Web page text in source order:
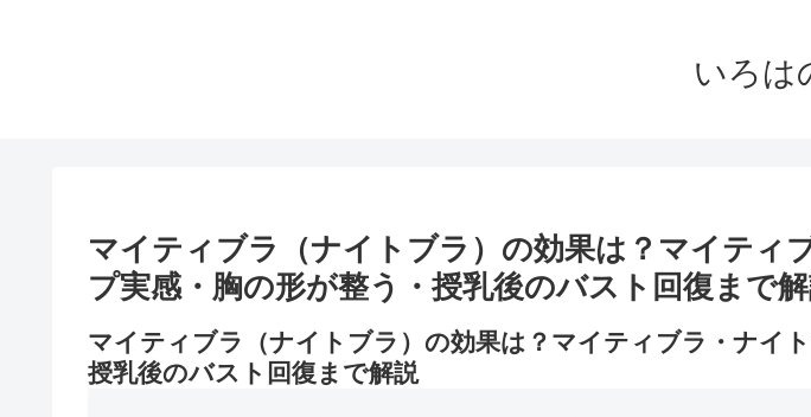
いろは
マイティブラ（ナイトブラ）の効果は？マイティ
プ実感・胸の形が整う・授乳後のバスト回復まで
マイティブラ（ナイトブラ）の効果は？マイティブラ・ナイ
授乳後のバスト回復まで解説